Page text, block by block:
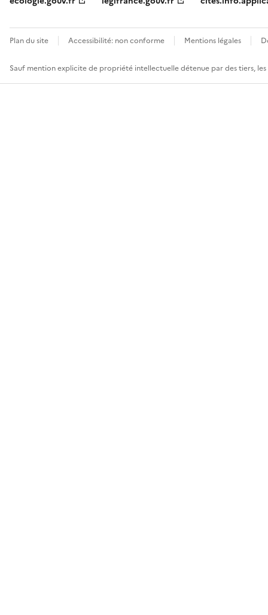
Plan du site Accessibilité: non conforme Mentions légales
Sauf mention explicite de propriété intellectuelle détenue par des tiers,